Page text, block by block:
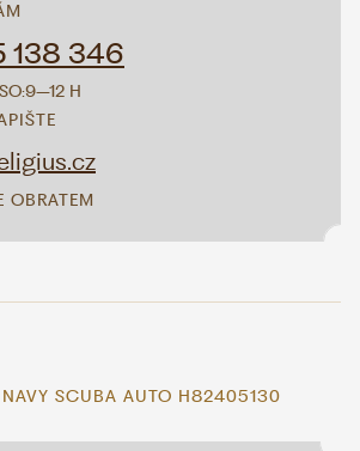
138 346
SO:9–12 H
OBRATEM
SCUBA AUTO H82405130